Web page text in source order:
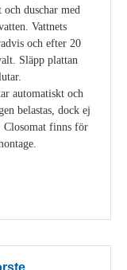
och duschar med
Vattnets
och efter 20
Släpp plattan
automatiskt och
belastas, dock ej
Closomat finns för